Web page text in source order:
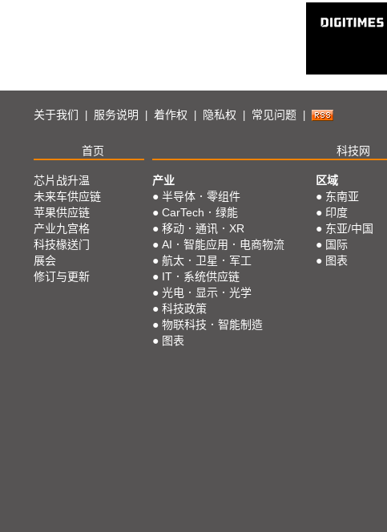
关于我们 服务说明 着作权 隐私权 常见问题
首页 科技网
芯片战升温
未来车供应链
苹果供应链
产业九宫格
科技椽送门
展会
修订与更新
产业
● 半导体．零组件
● CarTech．绿能
● 移动．通讯．XR
● AI．智能应用．电商物流
● 航太．卫星．军工
● IT．系统供应链
● 光电．显示．光学
● 科技政策
● 物联科技．智能制造
● 图表
区域
● 东南亚
● 印度
● 东亚/中国
● 国际
● 图表